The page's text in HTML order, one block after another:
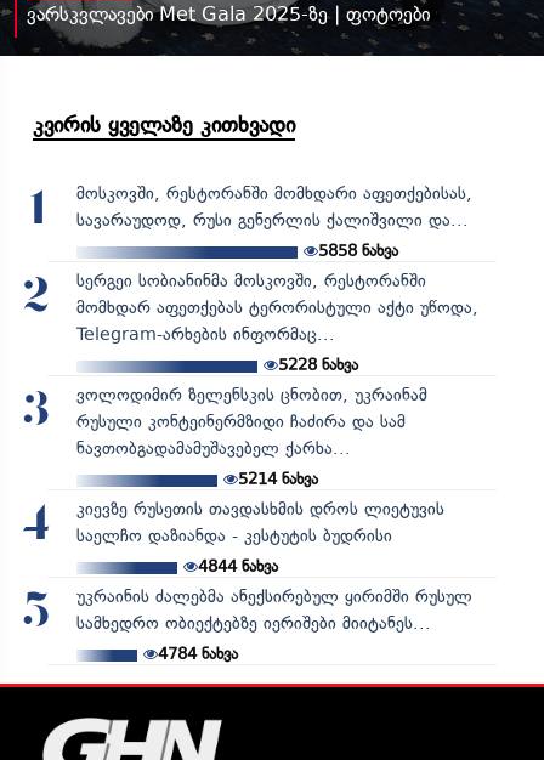
ვარსკვლავები Met Gala 2025-ზე | ფოტოები
კვირის ყველაზე კითხვადი
1
მოსკოვში, რესტორანში მომხდარი აფეთქებისას,
სავარაუდოდ, რუსი გენერლის ქალიშვილი და...
5858 ნახვა
2
სერგეი სობიანინმა მოსკოვში, რესტორანში
მომხდარ აფეთქებას ტერორისტული აქტი უწოდა,
Telegram-არხების ინფორმაც...
5228ნახვა
3
ვოლოდიმირ ზელენსკის ცნობით, უკრაინამ
რუსული კონტეინერმზიდი ჩაძირა და სამ
ნავთობგადამამუშავებელ ქარხა...
5214ნახვა
4
კიევზე რუსეთის თავდასხმის დროს ლიეტუვის
საელჩო დაზიანდა - კესტუტის ბუდრისი
4844ნახვა
5
უკრაინის ძალებმა ანექსირებულ ყირიმში რუსულ
სამხედრო ობიექტებზე იერიშები მიიტანეს...
4784ნახვა